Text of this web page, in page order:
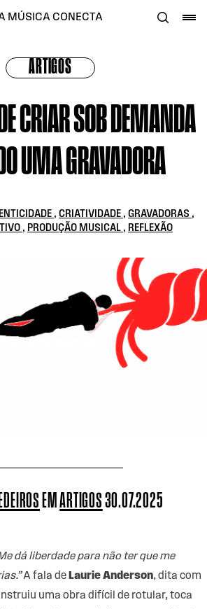
MÚSICA CONECTA
ARTIGOS
CRIAR SOB DEMANDA
UMA GRAVADORA
, CRIATIVIDADE , GRAVADORAS ,
, PRODUÇÃO MUSICAL , REFLEXÃO
EMARTIGOS30.07.2025
dá liberdade para não ter que me
A fala de Laurie Anderson, dita com
uma obra difícil de rotular, toca